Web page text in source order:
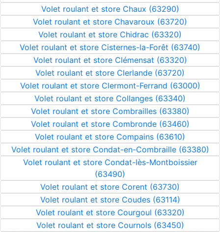
Volet roulant et store Chaux (63290)
Volet roulant et store Chavaroux (63720)
Volet roulant et store Chidrac (63320)
Volet roulant et store Cisternes-la-Forêt (63740)
Volet roulant et store Clémensat (63320)
Volet roulant et store Clerlande (63720)
Volet roulant et store Clermont-Ferrand (63000)
Volet roulant et store Collanges (63340)
Volet roulant et store Combrailles (63380)
Volet roulant et store Combronde (63460)
Volet roulant et store Compains (63610)
Volet roulant et store Condat-en-Combraille (63380)
Volet roulant et store Condat-lès-Montboissier
(63490)
Volet roulant et store Corent (63730)
Volet roulant et store Coudes (63114)
Volet roulant et store Courgoul (63320)
Volet roulant et store Cournols (63450)